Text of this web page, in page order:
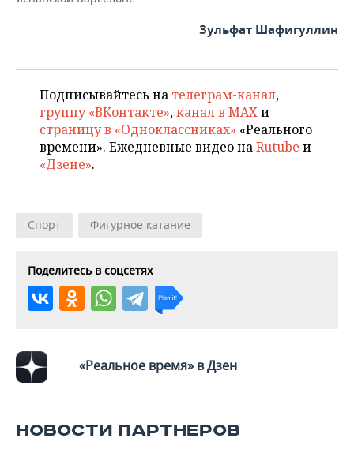
Зульфат Шафигуллин
Подписывайтесь на телеграм-канал,
группу «ВКонтакте»,канал в MAXи
страницу в «Одноклассниках» «Реального
времени». Ежедневные видео наRutube и
«Дзене».
Спорт Фигурное катание
Поделитесь в соцсетях
«Реальное время» в Дзен
НОВОСТИ ПАРТНЕРОВ